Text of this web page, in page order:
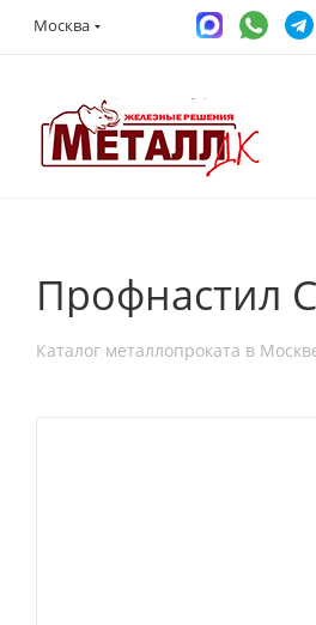
Москва
Профнастил
Каталог металлопроката в